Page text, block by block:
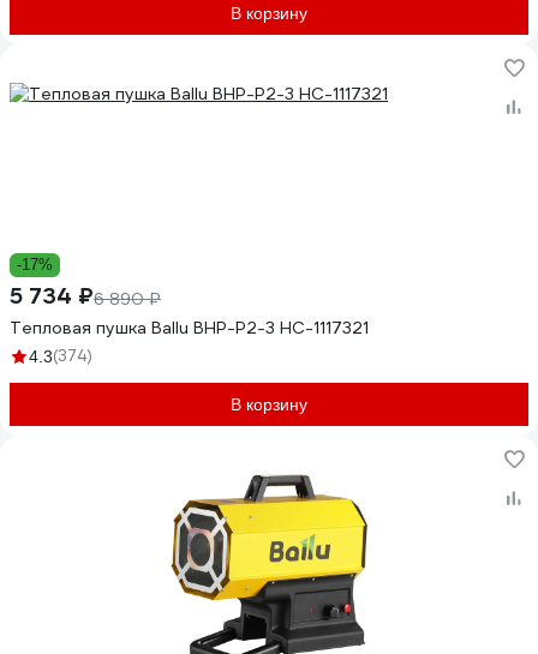
В корзину
-17%
5 734 ₽6 890 ₽
Тепловая пушка Ballu BHP-P2-3 НС-1117321
4.3(374)
В корзину